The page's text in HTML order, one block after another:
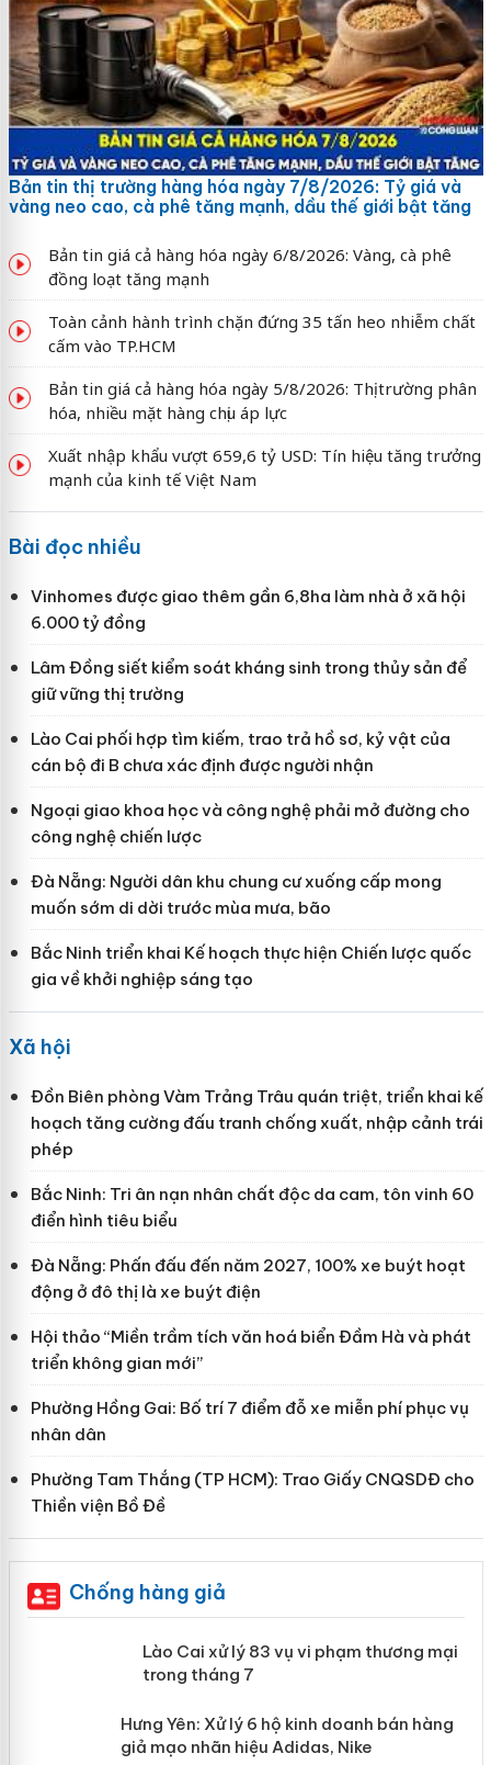
Bản tin thị trường hàng hóa ngày 7/8/2026: Tỷ giá và
vàng neo cao, cà phê tăng mạnh, dầu thế giới bật tăng
Bản tin giá cả hàng hóa ngày 6/8/2026: Vàng, cà phê
đồng loạt tăng mạnh
Toàn cảnh hành trình chặn đứng 35 tấn heo nhiễm chất
cấm vào TP.HCM
Bản tin giá cả hàng hóa ngày 5/8/2026: Thị trường phân
hóa, nhiều mặt hàng chịu áp lực
Xuất nhập khẩu vượt 659,6 tỷ USD: Tín hiệu tăng trưởng
mạnh của kinh tế Việt Nam
Bài đọc nhiều
Vinhomes được giao thêm gần 6,8ha làm nhà ở xã hội
6.000 tỷ đồng
Lâm Đồng siết kiểm soát kháng sinh trong thủy sản để
giữ vững thị trường
Lào Cai phối hợp tìm kiếm, trao trả hồ sơ, kỷ vật của
cán bộ đi B chưa xác định được người nhận
Ngoại giao khoa học và công nghệ phải mở đường cho
công nghệ chiến lược
Đà Nẵng: Người dân khu chung cư xuống cấp mong
muốn sớm di dời trước mùa mưa, bão
Bắc Ninh triển khai Kế hoạch thực hiện Chiến lược quốc
gia về khởi nghiệp sáng tạo
Xã hội
Đồn Biên phòng Vàm Trảng Trâu quán triệt, triển khai kế
hoạch tăng cường đấu tranh chống xuất, nhập cảnh trái
phép
Bắc Ninh: Tri ân nạn nhân chất độc da cam, tôn vinh 60
điển hình tiêu biểu
Đà Nẵng: Phấn đấu đến năm 2027, 100% xe buýt hoạt
động ở đô thị là xe buýt điện
Hội thảo “Miền trầm tích văn hoá biển Đầm Hà và phát
triển không gian mới”
Phường Hồng Gai: Bố trí 7 điểm đỗ xe miễn phí phục vụ
nhân dân
Phường Tam Thắng (TP HCM): Trao Giấy CNQSDĐ cho
Thiền viện Bồ Đề
Chống hàng giả
Lào Cai xử lý 83 vụ vi phạm thương
mại trong tháng 7